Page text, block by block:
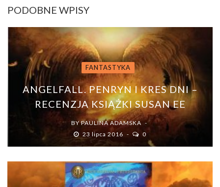
PODOBNE WPISY
FANTASTYKA
ANGELFALL. PENRYN I KRES DNI –
RECENZJA KSIĄŻKI SUSAN EE
BYPAULINA ADAMSKA
23 lipca 2016
0